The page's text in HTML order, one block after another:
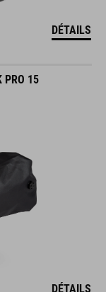
DÉTAILS
PRO 15
DÉTAILS